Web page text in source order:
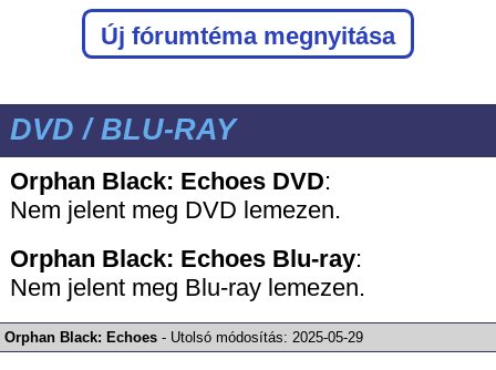
Új fórumtéma megnyitása
DVD / BLU-RAY
Orphan Black: Echoes DVD:
Nem jelent meg DVD lemezen.
Orphan Black: Echoes Blu-ray:
Nem jelent meg Blu-ray lemezen.
Orphan Black: Echoes - Utolsó módosítás: 2025-05-29